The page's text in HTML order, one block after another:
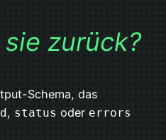
zurück?
Schema, das
, status oder errors